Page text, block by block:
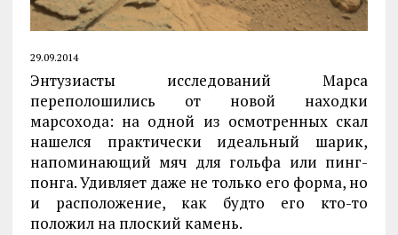
29.09.2014
Энтузиасты исследований Марса
переполошились от новой находки
марсохода: на одной из осмотренных скал
нашелся практически идеальный шарик,
напоминающий мяч для гольфа или пинг-
понга. Удивляет даже не только его форма, но
и расположение, как будто его кто-то
положил на плоский камень.